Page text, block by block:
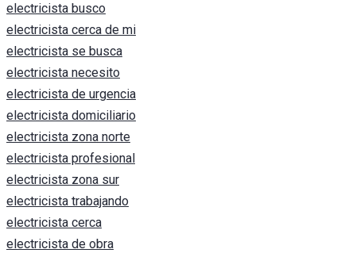
electricista busco
electricista cerca de mi
electricista se busca
electricista necesito
electricista de urgencia
electricista domiciliario
electricista zona norte
electricista profesional
electricista zona sur
electricista trabajando
electricista cerca
electricista de obra